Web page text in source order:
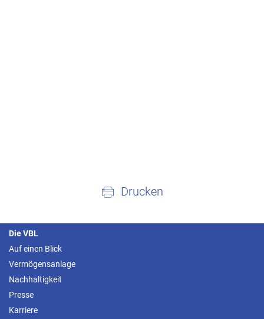
Drucken
Die VBL
Auf einen Blick
Vermögensanlage
Nachhaltigkeit
Presse
Karriere